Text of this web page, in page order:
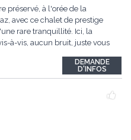
préservé, à l'orée de la
avec ce chalet de prestige
rare tranquillité. Ici, la
à-vis, aucun bruit, juste vous
et ses matériaux nobles.
DEMANDE
D'INFOS